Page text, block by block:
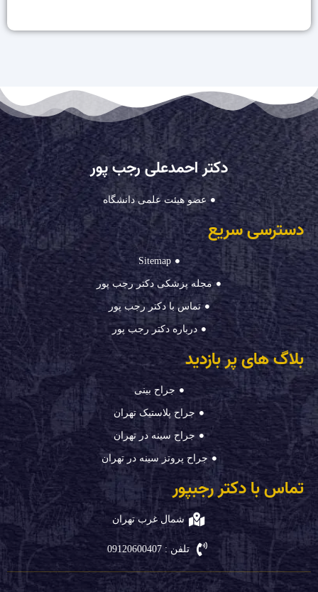
دکتر احمدعلی رجب پور
عضو هیئت علمی دانشگاه
دسترسی سریع
Sitemap
مجله پزشکی دکتر رجب پور
تماس با دکتر رجب پور
درباره دکتر رجب پور
بلاگ های پر بازدید
جراح بینی
جراح پلاستیک تهران
جراح سینه در تهران
جراح پروتز سینه در تهران
تماس با دکتر رجبپور
شمال غرب تهران
تلفن : 09120600407